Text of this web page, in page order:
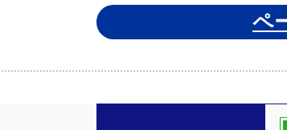
ペ